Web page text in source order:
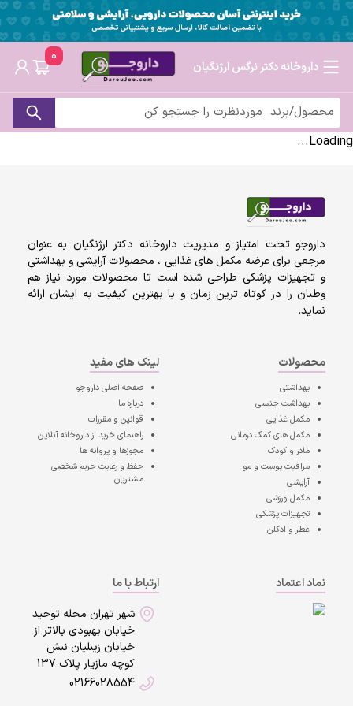
داروخانه دکتر نرگس ارژنگیان
0
Loading...
داروجو تحت امتیاز و مدیریت داروخانه دکتر ارژنگیان به عنوان
مرجعی برای عرضه مکمل های غذایی ، محصولات آرایشی و بهداشتی
و تجهیزات پزشکی طراحی شده است تا محصولات مورد نیاز هم
وطنان را در کوتاه ترین زمان و با بهترین کیفیت به ایشان ارائه
نماید.
محصولات
بهداشتی
بهداشت جنسی
مکمل غذایی
مکمل های کمک درمانی
مادر و کودک
مراقبت پوست و مو
آرایشی
مکمل ورزشی
تجهیزات پزشکی
عطر و ادکلن
لینک های مفید
صفحه اصلیداروجو
درباره ما
قوانین و مقررات
راهنمای خرید از داروخانه آنلاین
مجوزها و پروانه ها
حفظ و رعایت حریم شخصی
مشتریان
نماد اعتماد
ارتباط با ما
شهر تهران محله توحید
خیابان بهبودی بالاتر از
خیابان زینلیان نبش
کوچه مازیار پلاک 137
02166028554